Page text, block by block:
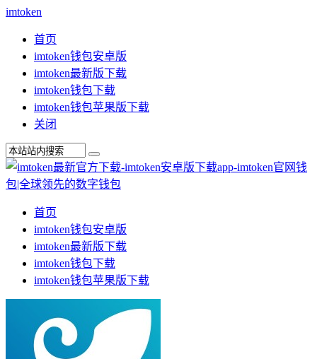
imtoken
首页
imtoken钱包安卓版
imtoken最新版下载
imtoken钱包下载
imtoken钱包苹果版下载
关闭
首页
imtoken钱包安卓版
imtoken最新版下载
imtoken钱包下载
imtoken钱包苹果版下载